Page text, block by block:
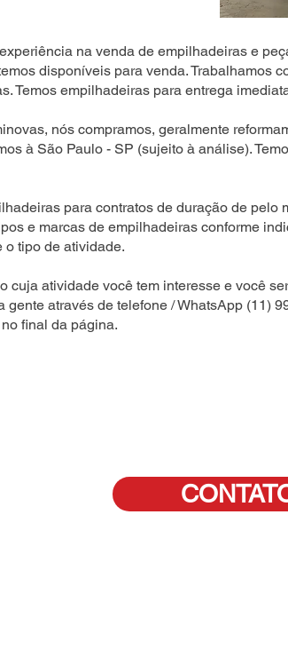
na venda de empilhadeiras e
disponíveis para venda. Trabalhamos
Temos empilhadeiras para entrega
nós compramos, geralmente
à São Paulo - SP (sujeito à análise).
para contratos de duração de pelo
e marcas de empilhadeiras conforme
o tipo de atividade.
cuja atividade você tem interesse e você
gente através de telefone / WhatsApp (11)
final da página.